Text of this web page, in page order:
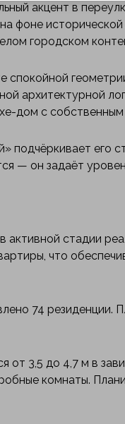
акцент в
фоне
городском
спокойной
архитектурной
дом с
подчёркивает его
— он задаёт
стадии
что
74 резиденции.
от 3,5 до 4,7 м в
комнаты.